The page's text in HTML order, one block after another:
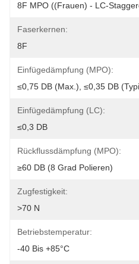
8F MPO ((Frauen) - LC-
Faserkernen:
8F
Einfügedämpfung (MPO):
≤0,75 DB (max.), ≤0,35 DB
Einfügedämpfung (LC):
≤0,3 DB
Rückflussdämpfung (MPO):
≥60 DB (8 Grad Polieren)
Zugfestigkeit:
>70 N
Betriebstemperatur:
-40 Bis +85°C